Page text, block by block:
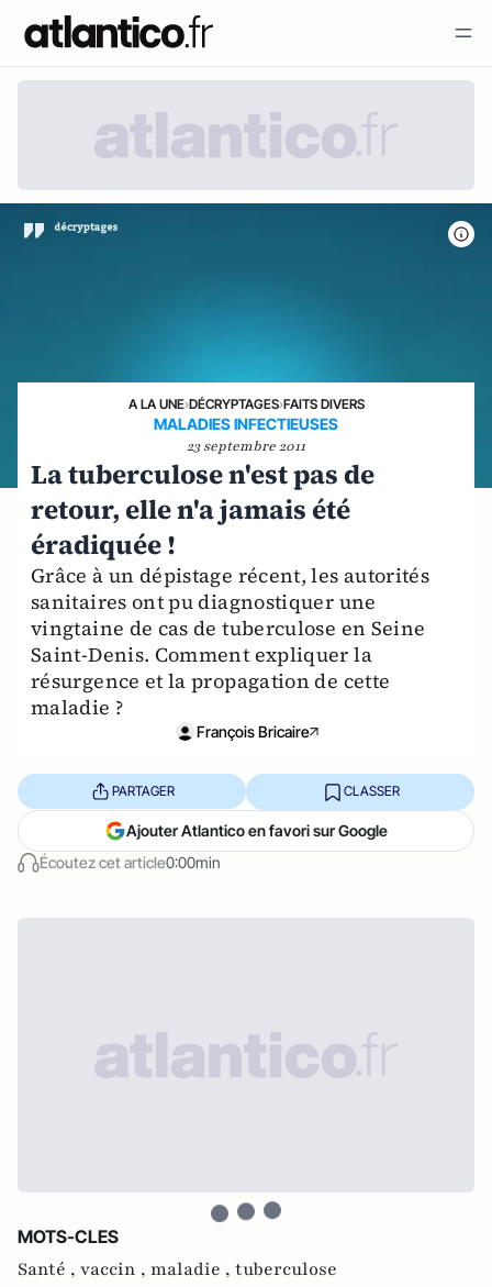
A LA UNE›DÉCRYPTAGES›FAITS DIVERS
MALADIES INFECTIEUSES
23 septembre 2011
La tuberculose n'est pas de
retour, elle n'a jamais été
éradiquée !
Grâce à un dépistage récent, les autorités
sanitaires ont pu diagnostiquer une
vingtaine de cas de tuberculose en Seine
Saint-Denis. Comment expliquer la
résurgence et la propagation de cette
maladie ?
François Bricaire
Écoutez cet article0:00min
PARTAGER CLASSER
Ajouter Atlantico en favori sur Google
MOTS-CLES
Santé , vaccin , maladie , tuberculose